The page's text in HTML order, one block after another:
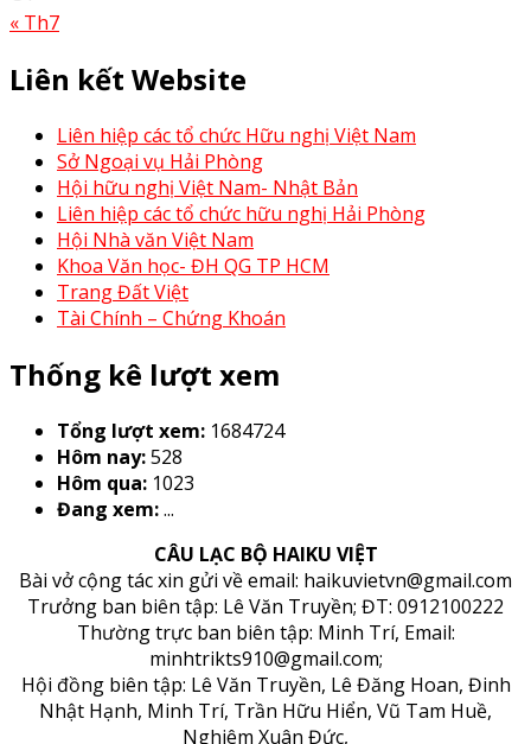
« Th7
Liên kết Website
Liên hiệp các tổ chức Hữu nghị Việt Nam
Sở Ngoại vụ Hải Phòng
Hội hữu nghị Việt Nam- Nhật Bản
Liên hiệp các tổ chức hữu nghị Hải Phòng
Hội Nhà văn Việt Nam
Khoa Văn học- ĐH QG TP HCM
Trang Đất Việt
Tài Chính – Chứng Khoán
Thống kê lượt xem
Tổng lượt xem: 1684724
Hôm nay:528
Hôm qua: 1023
Đang xem:...
CÂU LẠC BỘ HAIKU VIỆT
Bài vở cộng tác xin gửi về email: haikuvietvn@gmail.com
Trưởng ban biên tập: Lê Văn Truyền; ĐT: 0912100222
Thường trực ban biên tập: Minh Trí, Email:
minhtrikts910@gmail.com;
Hội đồng biên tập: Lê Văn Truyền, Lê Đăng Hoan, Đinh
Nhật Hạnh, Minh Trí, Trần Hữu Hiển, Vũ Tam Huề,
Nghiêm Xuân Đức,